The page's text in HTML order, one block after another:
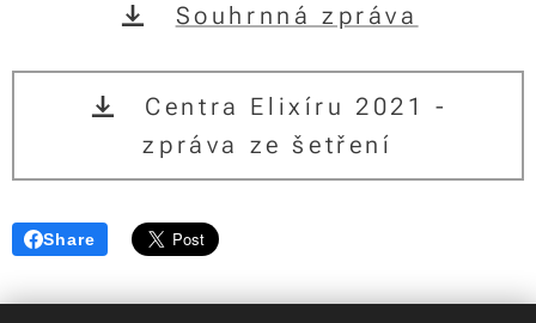
Souhrnná zpráva
Centra Elixíru 2021 -
zpráva ze šetření
Share